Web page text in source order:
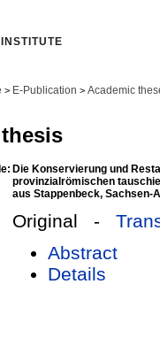
> E-Publication > Academic
Die Konservierung und
provinzialrömischen
aus Stappenbeck, Sachsen-
Original -
Abstract
Details